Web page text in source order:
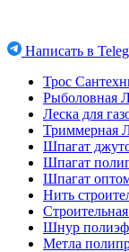
Написать в
Трос
Рыболовная
Леска для
Триммерная
Шпагат
Шпагат
Шпагат
Нить
Шнур
Метла